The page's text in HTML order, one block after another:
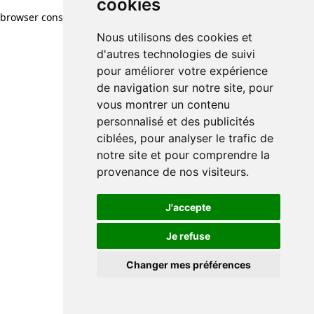
cookies
Nous utilisons des cookies et
d'autres technologies de suivi
pour améliorer votre expérience
de navigation sur notre site, pour
vous montrer un contenu
personnalisé et des publicités
ciblées, pour analyser le trafic de
notre site et pour comprendre la
provenance de nos visiteurs.
J'accepte
Je refuse
Changer mes préférences
browser console for more information)